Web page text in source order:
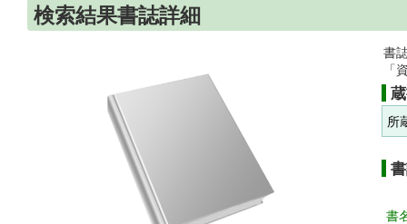
検索結果書誌詳細
書
「
所
書